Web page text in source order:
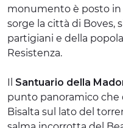
monumento è posto in
sorge la città di Boves,
partigiani e della
Resistenza.
Il Santuario della
punto panoramico che
Bisalta sul lato del